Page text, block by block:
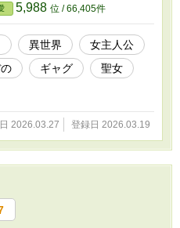
5,988 位 / 66,405件
異世界
女主人公
ギャグ
聖女
2026.03.27 登録日 2026.03.19